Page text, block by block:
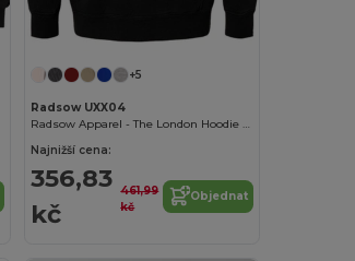
+5
Radsow UXX04
Radsow Apparel - The London Hoodie Men
Najnižší cena:
356,83
kč
461,99
kč
Objednat